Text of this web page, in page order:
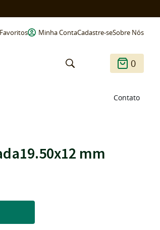
Favoritos Minha ContaCadastre-seSobre Nós
0
Contato
mm